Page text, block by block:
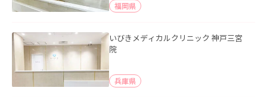
福岡県
いびきメディカルクリニック 神戸三宮
院
兵庫県